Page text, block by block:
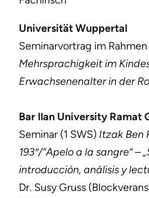
Universität Wuppertal
Seminarvortrag im
Mehrsprachigkeit im
Erwachsenenalter in der
Bar Ilan University Ramat
Seminar (1 SWS) Itzak Ben
193″/“Apelo a la sangre“ –
introducción, análisis y
Dr. Susy Gruss